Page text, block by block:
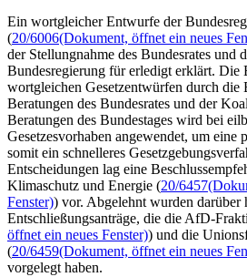
Ein wortgleicher Entwurfe der
(20/6006(Dokument, öffnet ein neues
der Stellungnahme des Bundesrates und
Bundesregierung für erledigt erklärt. Die
wortgleichen Gesetzentwürfen durch die
Beratungen des Bundesrates und der
Beratungen des Bundestages wird bei
Gesetzesvorhaben angewendet, um eine
somit ein schnelleres
Entscheidungen lag eine
Klimaschutz und Energie (20/6457
Fenster)) vor. Abgelehnt wurden darüber
Entschließungsanträge, die die AfD-
öffnet ein neues Fenster)) und die
(20/6459(Dokument, öffnet ein neues
vorgelegt haben.